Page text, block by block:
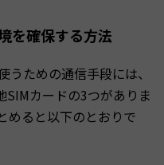
を確保する方法
ための通信手段には、
カードの3つがありま
めると以下のとおりで